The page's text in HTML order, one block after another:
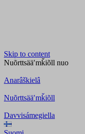
Skip to content
Nuõrttsääʹmǩiõll nuo
Anarâškielâ
Nuõrttsääʹmǩiõll
Davvisámegiella